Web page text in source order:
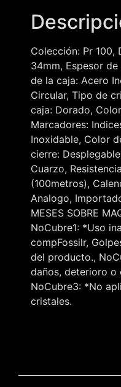
Colección: Pr 100,
34mm, Espesor
de la caja: Acero
Circular, Tipo de
caja: Dorado,
Marcadores:
Inoxidable, Color
cierre:
Cuarzo,
(100metros),
Analogo,
MESES SOBRE
NoCubre1: *Uso
compFossilr,
del producto.,
daños, deterioro o
NoCubre3: *No
cristales.